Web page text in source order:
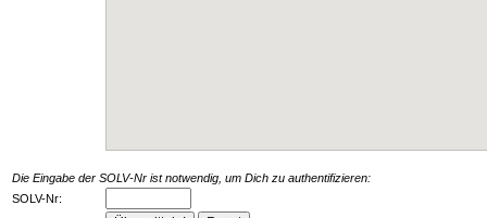
Die Eingabe der SOLV-Nr ist notwendig, um Dich zu authentifizieren:
SOLV-Nr: